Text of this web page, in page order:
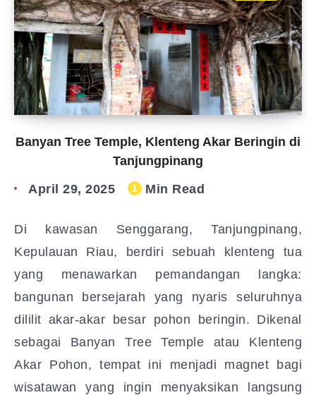
Banyan Tree Temple, Klenteng Akar Beringin di
Tanjungpinang
April 29, 2025 1 Min Read
Di kawasan Senggarang, Tanjungpinang,
Kepulauan Riau, berdiri sebuah klenteng tua
yang menawarkan pemandangan langka:
bangunan bersejarah yang nyaris seluruhnya
dililit akar-akar besar pohon beringin. Dikenal
sebagai Banyan Tree Temple atau Klenteng
Akar Pohon, tempat ini menjadi magnet bagi
wisatawan yang ingin menyaksikan langsung